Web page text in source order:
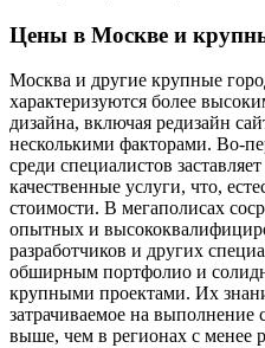
Цены в Москве и
Москва и другие крупные
характеризуются более
дизайна, включая редизайн
несколькими факторами. Во-
среди специалистов
качественные услуги, что,
стоимости. В мегаполисах
опытных и
разработчиков и других
обширным портфолио и
крупными проектами. Их
затрачиваемое на
выше, чем в регионах с менее